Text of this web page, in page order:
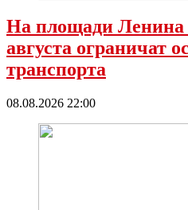
На площади Ленина
августа ограничат
транспорта
08.08.2026 22:00